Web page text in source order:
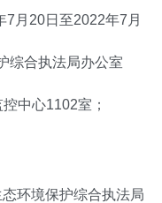
20日至2022年7月
合执法局办公室
中心1102室；
环境保护综合执法局